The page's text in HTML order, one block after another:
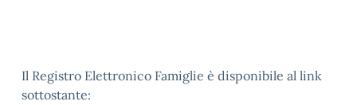
Il Registro Elettronico Famiglie è disponibile al link
sottostante: